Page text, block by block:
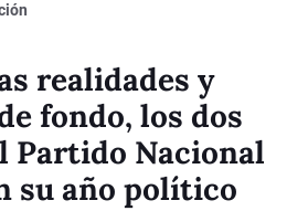
realidades y
fondo, los dos
Partido Nacional
su año político